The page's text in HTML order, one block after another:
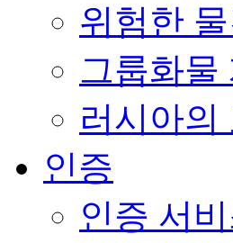
위험한 물
그룹화물
러시아의
인증
인증 서